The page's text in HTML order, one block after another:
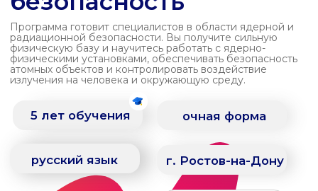
физическими установками, обеспечивать безопасность
излучения на человека и окружающую среду.
25 бюджет
5 коммерция
5 лет обучения очная форма
русский язык г. Ростов-на-Дону